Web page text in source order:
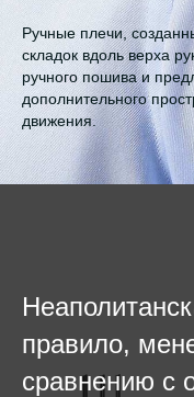
Ручные плечи,
складок вдоль верха
ручного пошива и
дополнительного
движения.
правило,
сравнению с